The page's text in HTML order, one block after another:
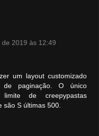
2019 às 12:49
um layout customizado
paginação. O único
de creepypastas
são S últimas 500.